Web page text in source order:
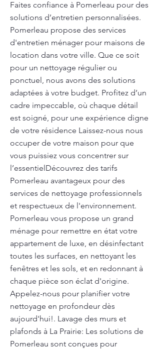
Faites confiance à Pomerleau pour des
solutions d’entretien personnalisées.
Pomerleau propose des services
d'entretien ménager pour maisons de
location dans votre ville. Que ce soit
pour un nettoyage régulier ou
ponctuel, nous avons des solutions
adaptées à votre budget. Profitez d’un
cadre impeccable, où chaque détail
est soigné, pour une expérience digne
de votre résidence Laissez-nous nous
occuper de votre maison pour que
vous puissiez vous concentrer sur
l’essentielDécouvrez des tarifs
Pomerleau avantageux pour des
services de nettoyage professionnels
et respectueux de l'environnement.
Pomerleau vous propose un grand
ménage pour remettre en état votre
appartement de luxe, en désinfectant
toutes les surfaces, en nettoyant les
fenêtres et les sols, et en redonnant à
chaque pièce son éclat d'origine.
Appelez-nous pour planifier votre
nettoyage en profondeur dès
aujourd'hui!. Lavage des murs et
plafonds à La Prairie: Les solutions de
Pomerleau sont conçues pour